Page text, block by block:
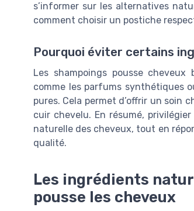
s’informer sur les alternatives
comment choisir un postiche
Pourquoi éviter certains
Les shampoings pousse
comme les parfums synthétiques
pures. Cela permet d’offrir un soin
cuir chevelu. En résumé,
naturelle des cheveux, tout en
qualité.
Les ingrédients
pousse les cheveux